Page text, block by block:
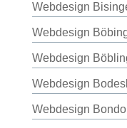
Webdesign
Webdesign
Webdesign
Webdesign
Webdesign